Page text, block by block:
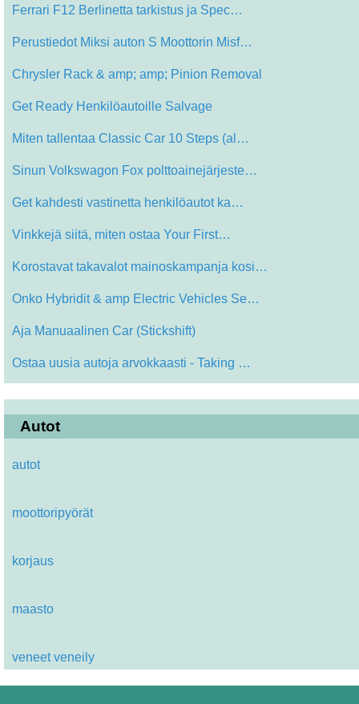
Ferrari F12 Berlinetta tarkistus ja Spec…
Perustiedot Miksi auton S Moottorin Misf…
Chrysler Rack & amp; amp; Pinion Removal
Get Ready Henkilöautoille Salvage
Miten tallentaa Classic Car 10 Steps (al…
Sinun Volkswagon Fox polttoainejärjeste…
Get kahdesti vastinetta henkilöautot ka…
Vinkkejä siitä, miten ostaa Your First…
Korostavat takavalot mainoskampanja kosi…
Onko Hybridit & amp Electric Vehicles Se…
Aja Manuaalinen Car (Stickshift)
Ostaa uusia autoja arvokkaasti - Taking …
Autot
autot
moottoripyörät
korjaus
maasto
veneet veneily